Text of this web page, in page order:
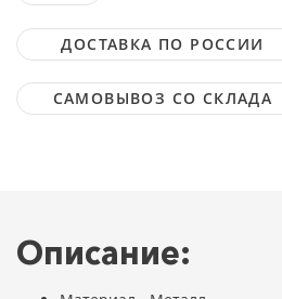
ДОСТАВКА ПО РОССИИ
САМОВЫВОЗ СО СКЛАДА
Описание: